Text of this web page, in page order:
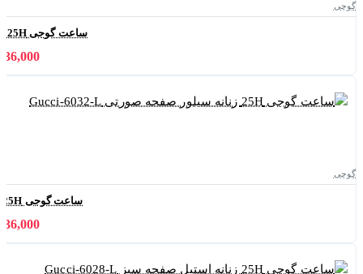
گوچی
ساعت گوجی 25H زنانه استیل صفحه سرمه ای Gucci-6029-L
11,036,000
گوچی
ساعت گوجی 25H زنانه سیلور صفحه صورتی Gucci-6032-L
11,036,000